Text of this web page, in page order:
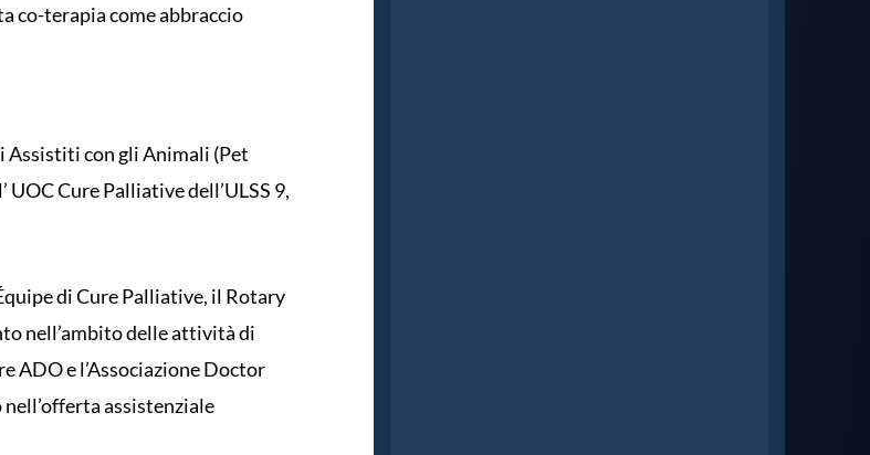
co-terapia come abbraccio
con gli Animali (Pet
Cure Palliative dell’ULSS 9,
di Cure Palliative, il Rotary
nell’ambito delle attività di
ADO e l’Associazione Doctor
assistenziale